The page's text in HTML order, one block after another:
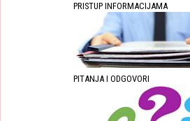
PRISTUP INFORMACIJAMA
PITANJA I ODGOVORI